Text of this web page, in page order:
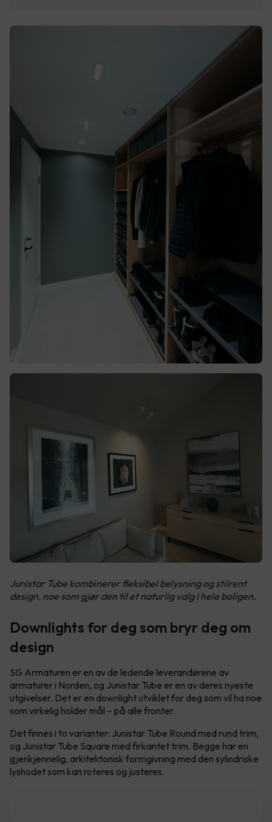
Junistar Tube kombinerer fleksibel belysning og stilrent
design, noe som gjør den til et naturlig valg i hele boligen.
Downlights for deg som bryr deg om
design
SG Armaturen er en av de ledende leverandørene av
armaturer i Norden, og Junistar Tube er en av deres nyeste
utgivelser. Det er en downlight utviklet for deg som vil ha noe
som virkelig holder mål – på alle fronter.
Det finnes i to varianter: Junistar Tube Round med rund trim,
og Junistar Tube Square med firkantet trim. Begge har en
gjenkjennelig, arkitektonisk formgivning med den sylindriske
lyshodet som kan roteres og justeres.